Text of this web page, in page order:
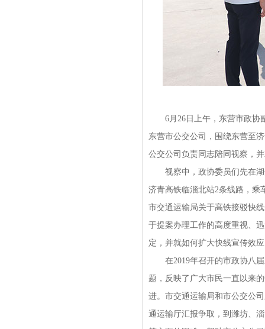
6月26日上午，东营市政协副
东营市公交公司，围绕东营至
公交公司负责同志陪同视察，
视察中，政协委员们先在湖
济青高铁临淄北站2条线路，乘
市交通运输局关于高铁接驳快
于提案办理工作的高度重视、
定，并就如何扩大快线宣传效
在2019年召开的市政协八届
题，反映了广大市民一直以来
进。市交通运输局和市公交公
通运输厅汇报争取，到潍坊、